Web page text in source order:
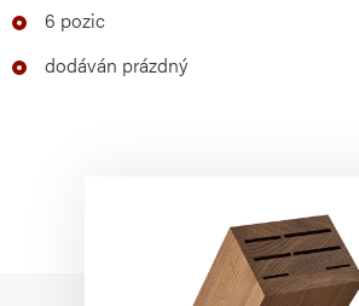
6 pozic
dodáván prázdný